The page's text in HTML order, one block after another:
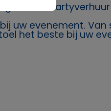
Dan is
uw evenement. Van
het beste bij uw